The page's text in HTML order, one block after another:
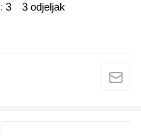
3 3 odjeljak